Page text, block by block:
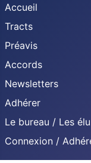
Accueil
Tracts
Préavis
Accords
Newsletters
Adhérer
Le bureau / Les
Connexion /